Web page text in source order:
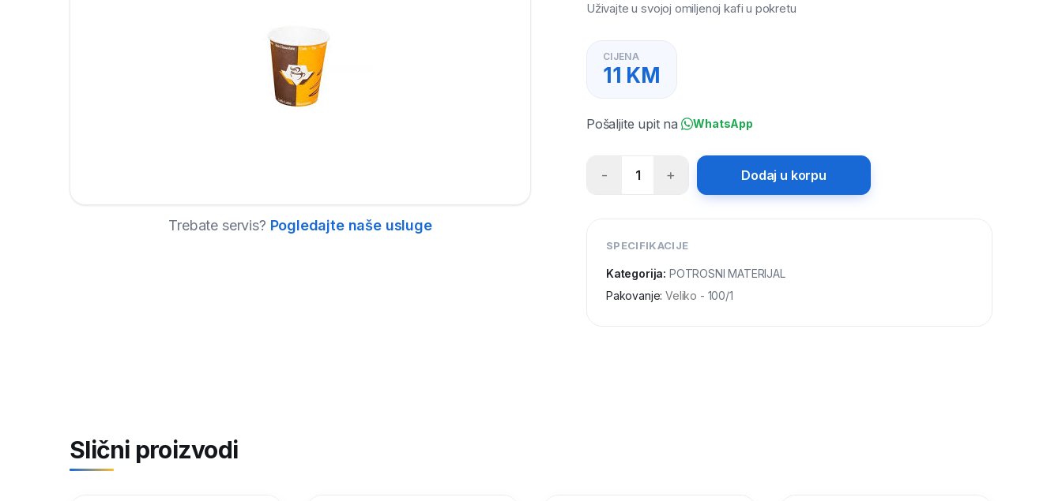
Trebate servis? Pogledajte naše usluge
Uživajte u svojoj omiljenoj kafi u pokretu
CIJENA
11 KM
Pošaljite upit na WhatsApp
- 1 + Dodaj u korpu
SPECIFIKACIJE
Kategorija: POTROSNI MATERIJAL
Pakovanje: Veliko - 100/1
Slični proizvodi